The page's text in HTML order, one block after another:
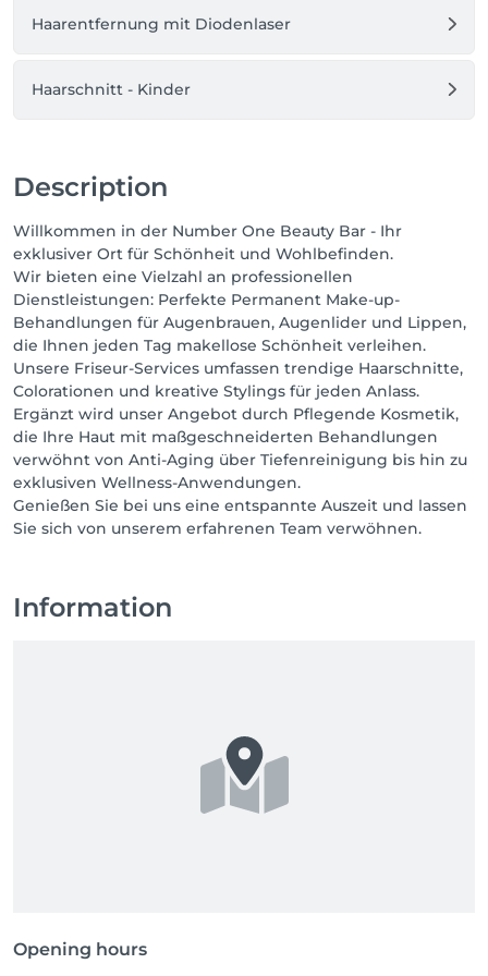
Denn jede Frau ist schön –
Haarentfernung mit Diodenlaser
Haarschnitt - Kinder
Description
Willkommen in der Number One Beauty Bar - Ihr
exklusiver Ort für Schönheit und Wohlbefinden.
Wir bieten eine Vielzahl an professionellen
Dienstleistungen: Perfekte Permanent Make-up-
Behandlungen für Augenbrauen, Augenlider und Lippen,
die Ihnen jeden Tag makellose Schönheit verleihen.
Unsere Friseur-Services umfassen trendige Haarschnitte,
Colorationen und kreative Stylings für jeden Anlass.
Ergänzt wird unser Angebot durch Pflegende Kosmetik,
die Ihre Haut mit maßgeschneiderten Behandlungen
verwöhnt von Anti-Aging über Tiefenreinigung bis hin zu
exklusiven Wellness-Anwendungen.
Genießen Sie bei uns eine entspannte Auszeit und lassen
Sie sich von unserem erfahrenen Team verwöhnen.
Information
Opening hours